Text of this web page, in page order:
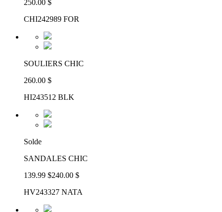
250.00 $
CHI242989 FOR
SOULIERS CHIC
260.00 $
HI243512 BLK
Solde
SANDALES CHIC
139.99 $240.00 $
HV243327 NATA